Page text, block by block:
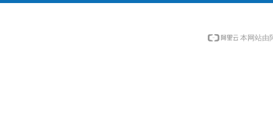
本网站由